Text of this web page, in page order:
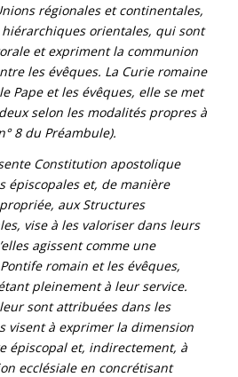
régionales et continentales,
orientales, qui sont
et expriment la communion
les évêques. La Curie romaine
Pape et les évêques, elle se met
selon les modalités propres à
8 du Préambule).
Constitution apostolique
épiscopales et, de manière
aux Structures
vise à les valoriser dans leurs
agissent comme une
romain et les évêques,
pleinement à leur service.
sont attribuées dans les
visent à exprimer la dimension
épiscopal et, indirectement, à
ecclésiale en concrétisant